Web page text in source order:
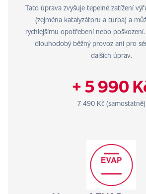
Tato úprava zvyšuje tepelné zatížení
(zejména katalyzátoru a turba) a
rychlejšímu opotřebení nebo
dlouhodobý běžný provoz ani pro
dalších úprav.
+ 5 990
7 490 Kč (samostatně)